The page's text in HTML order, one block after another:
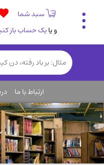
سبد شما
و یایک حساب باز
تاریخی و فرهنگی
(838)
رمان و داستان ایرانی(307)
روانشناسی(357)
انگلیسی و زبان خارجی(14)
کودکان و نوجوانان(76)
کتب نادر و کمیاب(19)
ارتباط با ما